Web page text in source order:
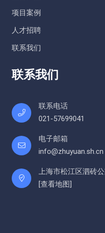
项目案例
人才招聘
联系我们
联系我们
联系电话
021-57699041
电子邮箱
info@zhuyuan.sh.cn
上海市松江区泗砖
[查看地图]